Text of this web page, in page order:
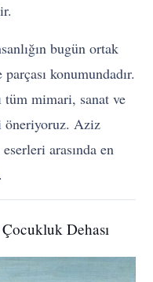
bugün ortak
konumundadır.
tüm mimari, sanat ve
öneriyoruz. Aziz
arasında en
Dehası